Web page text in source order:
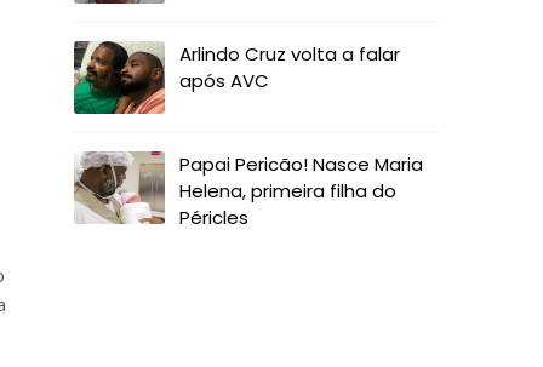
Arlindo Cruz volta a falar
após AVC
Papai Pericão! Nasce Maria
Helena, primeira filha do
Péricles